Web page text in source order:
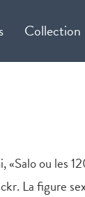
Collection
«Salo ou les
La figure